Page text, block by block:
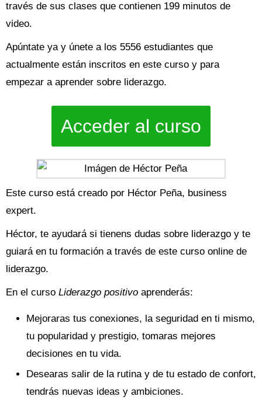
través de sus clases que contienen 199 minutos de
video.
Apúntate ya y únete a los 5556 estudiantes que
actualmente están inscritos en este curso y para
empezar a aprender sobre liderazgo.
Acceder al curso
Este curso está creado por Héctor Peña, business
expert.
Héctor, te ayudará si tienens dudas sobre liderazgo y te
guiará en tu formación a través de este curso online de
liderazgo.
En el curso Liderazgo positivo aprenderás:
Mejoraras tus conexiones, la seguridad en ti mismo,
tu popularidad y prestigio, tomaras mejores
decisiones en tu vida.
Desearas salir de la rutina y de tu estado de confort,
tendrás nuevas ideas y ambiciones.